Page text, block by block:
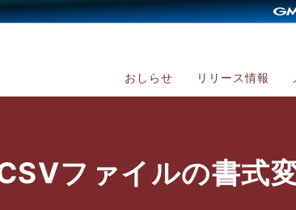
おしらせ リリース情報
ファイルの書式